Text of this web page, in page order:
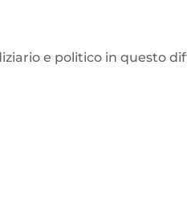
e politico in questo